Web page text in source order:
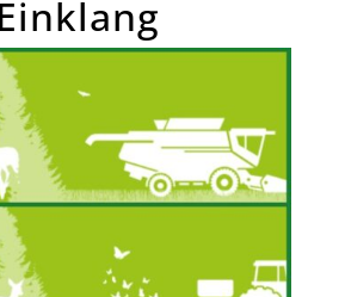
Einklang